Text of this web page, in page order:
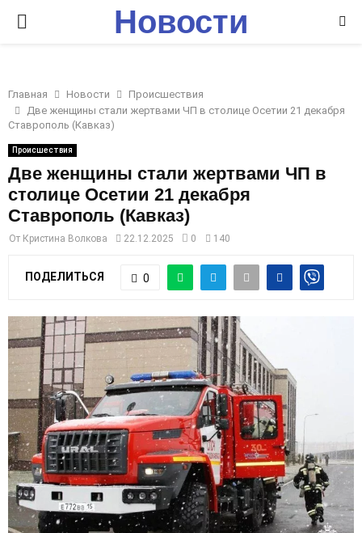
P
I
M
A
R
Y
M
E
N
U
Новости
Главная Новости
Происшествия
Две женщины стали жертвами ЧП в столице Осетии 21 декабря
Ставрополь (Кавказ)
Происшествия
Две женщины стали жертвами ЧП в
столице Осетии 21 декабря
Ставрополь (Кавказ)
От Кристина Волкова 22.12.2025 0 140
ПОДЕЛИТЬСЯ 0